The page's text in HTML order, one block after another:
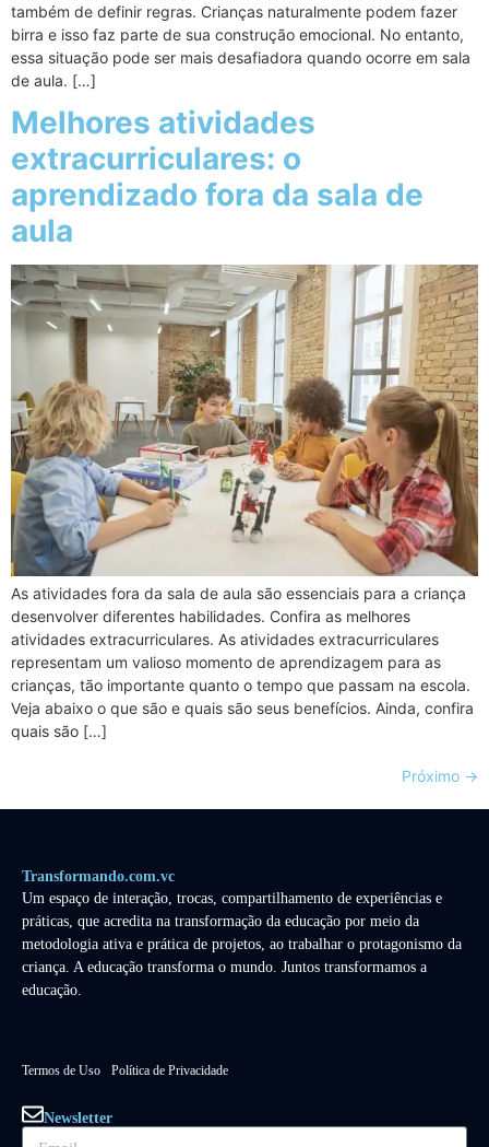
também de definir regras. Crianças naturalmente podem fazer
birra e isso faz parte de sua construção emocional. No entanto,
essa situação pode ser mais desafiadora quando ocorre em sala
de aula. […]
Melhores atividades
extracurriculares: o
aprendizado fora da sala de
aula
As atividades fora da sala de aula são essenciais para a criança
desenvolver diferentes habilidades. Confira as melhores
atividades extracurriculares. As atividades extracurriculares
representam um valioso momento de aprendizagem para as
crianças, tão importante quanto o tempo que passam na escola.
Veja abaixo o que são e quais são seus benefícios. Ainda, confira
quais são […]
Próximo →
Transformando.com.vc
Um espaço de interação, trocas, compartilhamento de experiências e
práticas, que acredita na transformação da educação por meio da
metodologia ativa e prática de projetos, ao trabalhar o protagonismo da
criança. A educação transforma o mundo. Juntos transformamos a
educação.
Termos de Uso Política de Privacidade
Newsletter